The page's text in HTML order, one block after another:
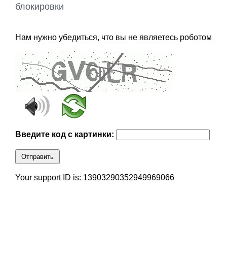
блокировки
Нам нужно убедиться, что вы не являетесь роботом
Введите код с картинки:
Отправить
Your support ID is: 13903290352949969066